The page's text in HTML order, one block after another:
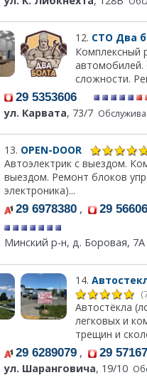
12. СТО Два
Комплексный
сложности.
29 5353606
ул. Карвата, 73/7
13. OPEN-DOOR
Автоэлектрик с выездом.
выездом. Ремонт блоков
электроника)...
29 6978380 , 29
Минский р-н, д. Боровая, 7А
14.
Автостёкла
легковых и
трещин и
29 6289079 , 29
ул. Шаранговича, 19/10